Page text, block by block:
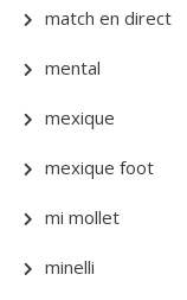
match en direct
mental
mexique
mexique foot
mi mollet
minelli